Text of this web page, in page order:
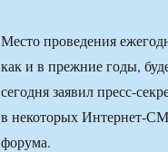
Место проведения
как и в прежние годы,
сегодня заявил пресс-
в некоторых Интернет-
форума.